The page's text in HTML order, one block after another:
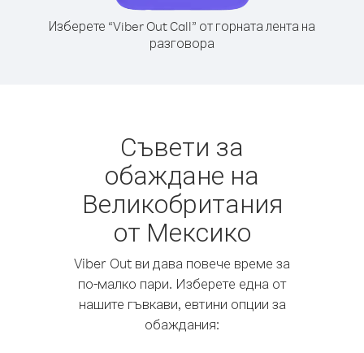
Изберете “Viber Out Call” от горната лента на
разговора
Съвети за
обаждане на
Великобритания
от Мексико
Viber Out ви дава повече време за
по-малко пари. Изберете една от
нашите гъвкави, евтини опции за
обаждания: